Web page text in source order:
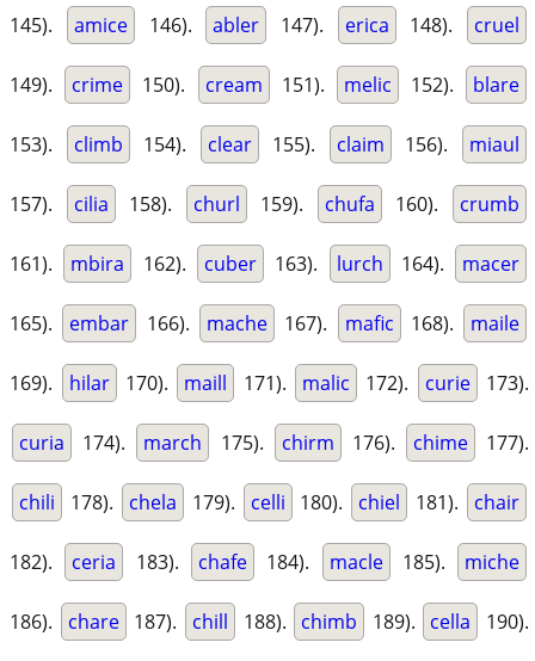
145). amice 146). abler 147). erica 148). cruel
149). crime 150). cream 151). melic 152). blare
153). climb 154). clear 155). claim 156). miaul
157). cilia 158). churl 159). chufa 160). crumb
161). mbira 162). cuber 163). lurch 164). macer
165). embar 166). mache 167). mafic 168). maile
169). hilar 170). maill 171). malic 172). curie 173).
curia 174). march 175). chirm 176). chime 177).
chili 178). chela 179). celli 180). chiel 181). chair
182). ceria 183). chafe 184). macle 185). miche
186). chare 187). chill 188). chimb 189). cella 190).